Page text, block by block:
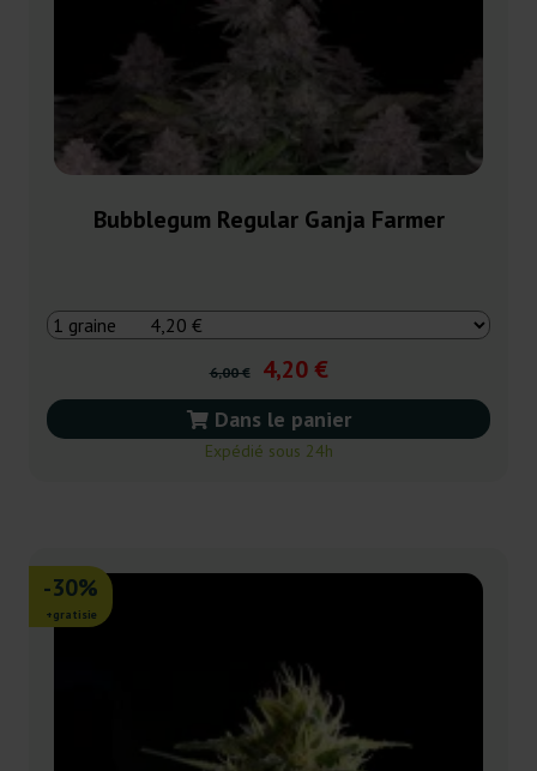
Bubblegum Regular Ganja Farmer
6,00 € 4,20 €
Dans le panier
Expédié sous 24h
-30%
+gratisie